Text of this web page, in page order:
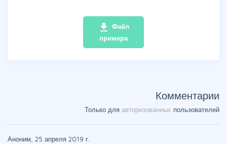
file_download Файл
примера
Комментарии
Только для авторизованных пользователей
Аноним, 25 апреля 2019 г.